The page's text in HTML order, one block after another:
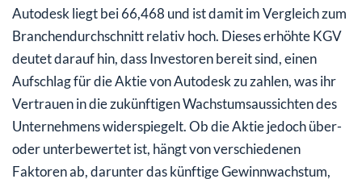
Autodesk liegt bei 66,468 und ist damit im Vergleich zum
Branchendurchschnitt relativ hoch. Dieses erhöhte KGV
deutet darauf hin, dass Investoren bereit sind, einen
Aufschlag für die Aktie von Autodesk zu zahlen, was ihr
Vertrauen in die zukünftigen Wachstumsaussichten des
Unternehmens widerspiegelt. Ob die Aktie jedoch über-
oder unterbewertet ist, hängt von verschiedenen
Faktoren ab, darunter das künftige Gewinnwachstum,